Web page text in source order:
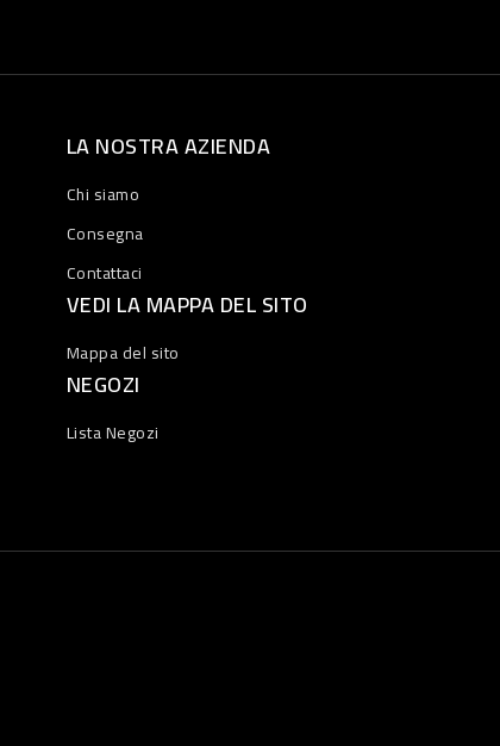
LA NOSTRA AZIENDA
Chi siamo
Consegna
Contattaci
VEDI LA MAPPA DEL SITO
Mappa del sito
NEGOZI
Lista Negozi